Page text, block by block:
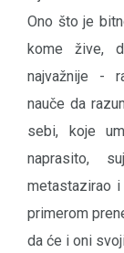
Ono što je
kome žive,
najvažnije -
nauče da
sebi, koje
naprasito,
metastazirao
primerom
da će i oni